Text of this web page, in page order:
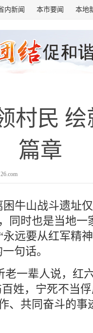
内新闻 本市要闻 本地
村民
篇章
牛山战斗遗址
同时也是当地一
永远要从红军精
句话。
老一辈人说，红
姓，宁死不当
、共同奋斗的事